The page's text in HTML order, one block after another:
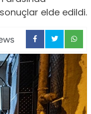
elde edildi.